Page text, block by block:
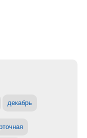
декабрь